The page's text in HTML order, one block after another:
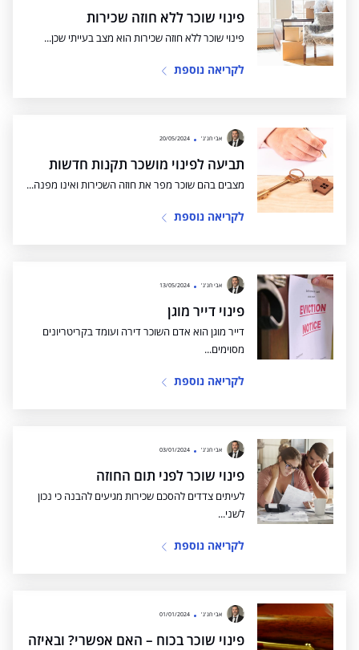
פינוי שוכר ללא חוזה שכירות
פינוי שוכר ללא חוזה שכירות הוא מצב בעייתי שכן...
לקריאה נוספת
אבי חג'ג' 20/05/2024
תביעה לפינוי מושכר תקנות חדשות
מצבים בהם שוכר מפר את חוזה השכירות ואינו מפנה...
לקריאה נוספת
אבי חג'ג' 13/05/2024
פינוי דייר מוגן
דייר מוגן הוא אדם השוכר דירה ועומד בקריטריונים
מסוימים...
לקריאה נוספת
אבי חג'ג' 03/01/2024
פינוי שוכר לפני תום החוזה
לעיתים צדדים להסכם שכירות מגיעים להבנה כי נכון
לשני...
לקריאה נוספת
אבי חג'ג' 01/01/2024
פינוי שוכר בכוח – האם אפשרי? ובאיזה